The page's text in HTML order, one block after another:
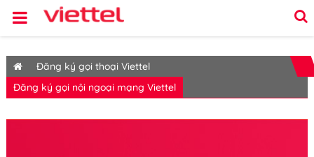
Đăng ký gọi thoại Viettel
Đăng ký gọi nội ngoại mạng Viettel